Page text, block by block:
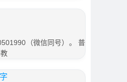
（微信同号）。 普